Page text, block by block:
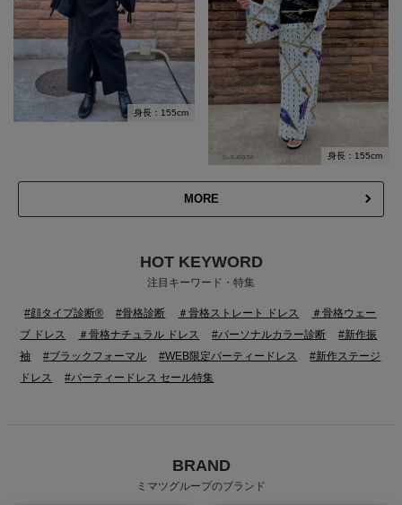
身長：155cm
身長：155cm
MORE
HOT KEYWORD
注目キーワード・特集
#顔タイプ診断® #骨格診断 ＃骨格ストレート ドレス
＃骨格ウェー
ブ ドレス
＃骨格ナチュラル ドレス #パーソナルカラー診断
#新作振
袖
#ブラックフォーマル #WEB限定パーティードレス
#新作ステージ
ドレス
#パーティードレス セール特集
BRAND
ミマツグループのブランド